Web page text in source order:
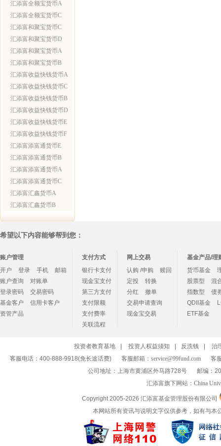
汇添富全额宝货币A
汇添富全额宝货币C
汇添富和聚宝货币C
汇添富和聚宝货币D
汇添富和聚宝货币A
汇添富和聚宝货币B
汇添富收益快钱货币A
汇添富收益快钱货币C
汇添富收益快钱货币B
汇添富收益快钱货币D
汇添富收益快钱货币E
汇添富收益快钱货币F
汇添富添富通货币E
汇添富添富通货币B
汇添富添富通货币A
汇添富添富通货币C
汇添富汇鑫货币A
汇添富汇鑫货币B
希望以下内容能够帮到您：
账户管理
开户
登录 手机
邮箱
账户查询
对账单
登录密码
交易密码
基金客户
信用卡客户
资管产品
支付方式
银行卡支付
现金宝支付
第三方支付
支付限额
支付费率
关联流程
网上交易
认购 /申购
赎回
定投
转换
分红
撤单
交易申请查询
现金宝交易
基金产品/理
货币基金
股票型
混
指数型
债
QDII基金
ETF基金
投资者教育基地 投资人权益须知 反洗钱
治
客服电话：400-888-9918(免长途话费)
客服邮箱： service@99fund.com
客
公司地址：上海市黄浦区外马路728号
邮编：
汇添富旗下网站： China
Copyright 2005-2026 汇添富基金管理股份有限公司
本网站所有资讯与说明文字仅供参考，如有与本